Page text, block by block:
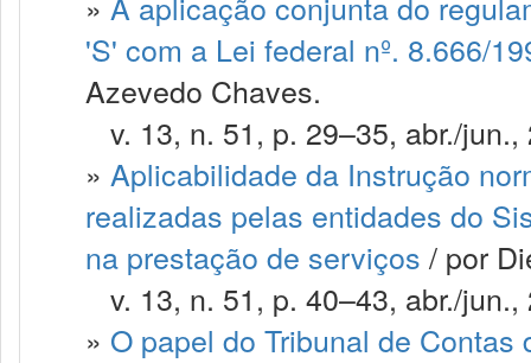
'S' com a Lei federal nº. 8.666/
Azevedo Chaves.
v. 13, n. 51, p. 29–35, abr./jun.,
» Aplicabilidade da Instrução
realizadas pelas entidades do
na prestação de serviços / por
v. 13, n. 51, p. 40–43, abr./jun.,
» O papel do Tribunal de